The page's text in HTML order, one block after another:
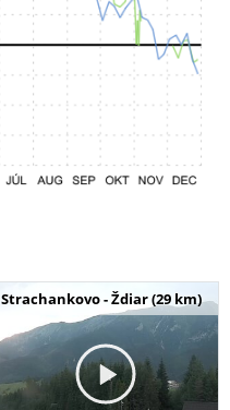
Strachankovo - Ždiar (29 km)